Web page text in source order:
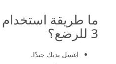
ما طريقة
3 للرضع؟
اغسل يديك جيدًا.